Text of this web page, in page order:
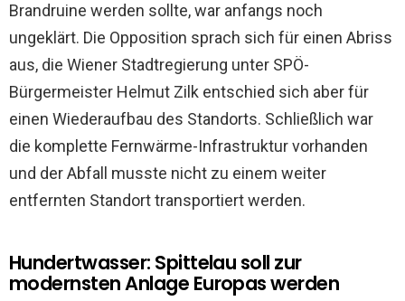
Brandruine werden sollte, war anfangs noch
ungeklärt. Die Opposition sprach sich für einen Abriss
aus, die Wiener Stadtregierung unter SPÖ-
Bürgermeister Helmut Zilk entschied sich aber für
einen Wiederaufbau des Standorts. Schließlich war
die komplette Fernwärme-Infrastruktur vorhanden
und der Abfall musste nicht zu einem weiter
entfernten Standort transportiert werden.
Hundertwasser: Spittelau soll zur
modernsten Anlage Europas werden